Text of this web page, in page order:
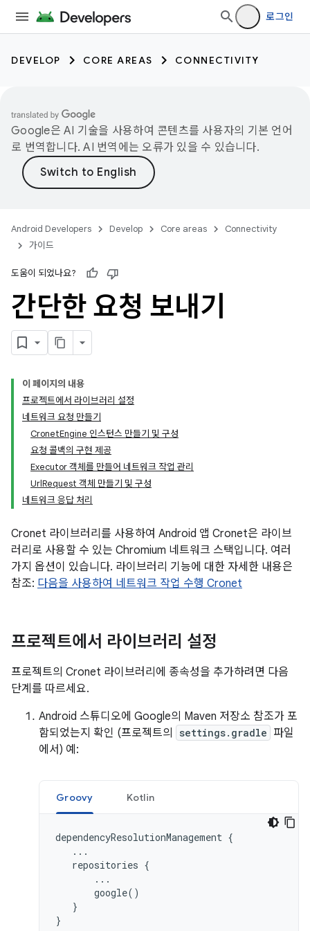
로그인
DEVELOP CORE AREAS CONNECTIVITY
Google은 AI 기술을 사용하여 콘텐츠를 사용자의 기본 언어
로 번역합니다. AI 번역에는 오류가 있을 수 있습니다.
Android Developers Develop Core areas
Connectivity
가이드
도움이 되었나요?
간단한 요청 보내기
이 페이지의 내용
프로젝트에서 라이브러리 설정
네트워크 요청 만들기
CronetEngine 인스턴스 만들기 및 구성
요청 콜백의 구현 제공
Executor 객체를 만들어 네트워크 작업 관리
UrlRequest 객체 만들기 및 구성
네트워크 응답 처리
Cronet 라이브러리를 사용하여 Android 앱 Cronet은 라이브
러리로 사용할 수 있는 Chromium 네트워크 스택입니다. 여러
가지 옵션이 있습니다. 라이브러리 기능에 대한 자세한 내용은
참조: 다음을 사용하여 네트워크 작업 수행 Cronet
프로젝트에서 라이브러리 설정
프로젝트의 Cronet 라이브러리에 종속성을 추가하려면 다음
단계를 따르세요.
Android 스튜디오에 Google의 Maven 저장소 참조가 포
함되었는지 확인 (프로젝트의
settings.gradle 파일
에서) 예:
Groovy Kotlin
dependencyResolutionManagement {
...
repositories {
...
google()
}
}